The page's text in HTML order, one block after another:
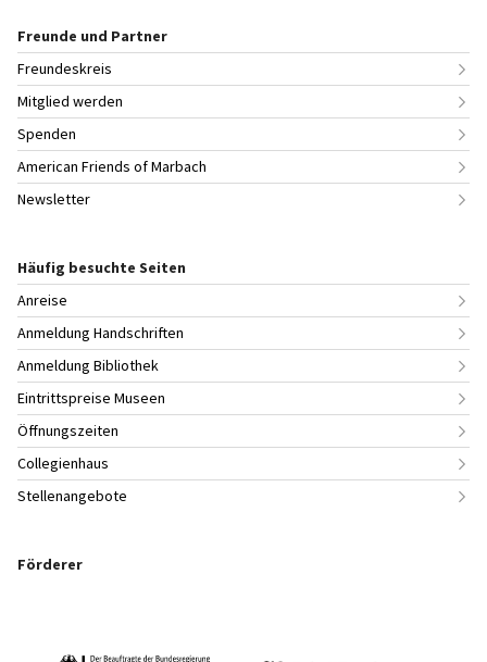
Freunde und Partner
Freundeskreis
Mitglied werden
Spenden
American Friends of Marbach
Newsletter
Häufig besuchte Seiten
Anreise
Anmeldung Handschriften
Anmeldung Bibliothek
Eintrittspreise Museen
Öffnungszeiten
Collegienhaus
Stellenangebote
Förderer